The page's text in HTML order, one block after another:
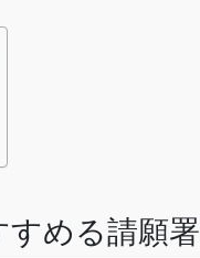
める請願